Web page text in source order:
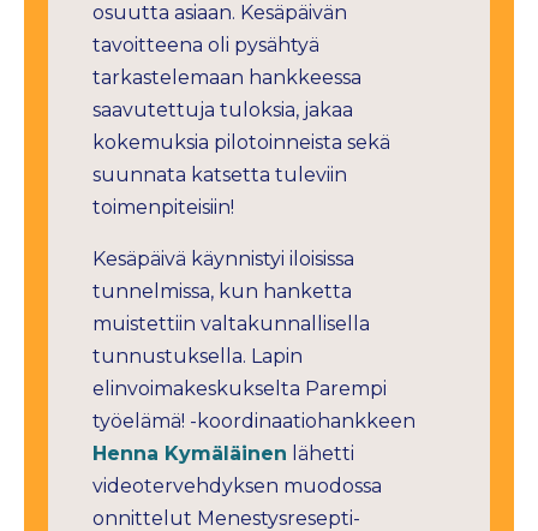
osuutta asiaan. Kesäpäivän
tavoitteena oli pysähtyä
tarkastelemaan hankkeessa
saavutettuja tuloksia, jakaa
kokemuksia pilotoinneista sekä
suunnata katsetta tuleviin
toimenpiteisiin!
Kesäpäivä käynnistyi iloisissa
tunnelmissa, kun hanketta
muistettiin valtakunnallisella
tunnustuksella. Lapin
elinvoimakeskukselta Parempi
työelämä! -koordinaatiohankkeen
Henna Kymäläinen lähetti
videotervehdyksen muodossa
onnittelut Menestysresepti-